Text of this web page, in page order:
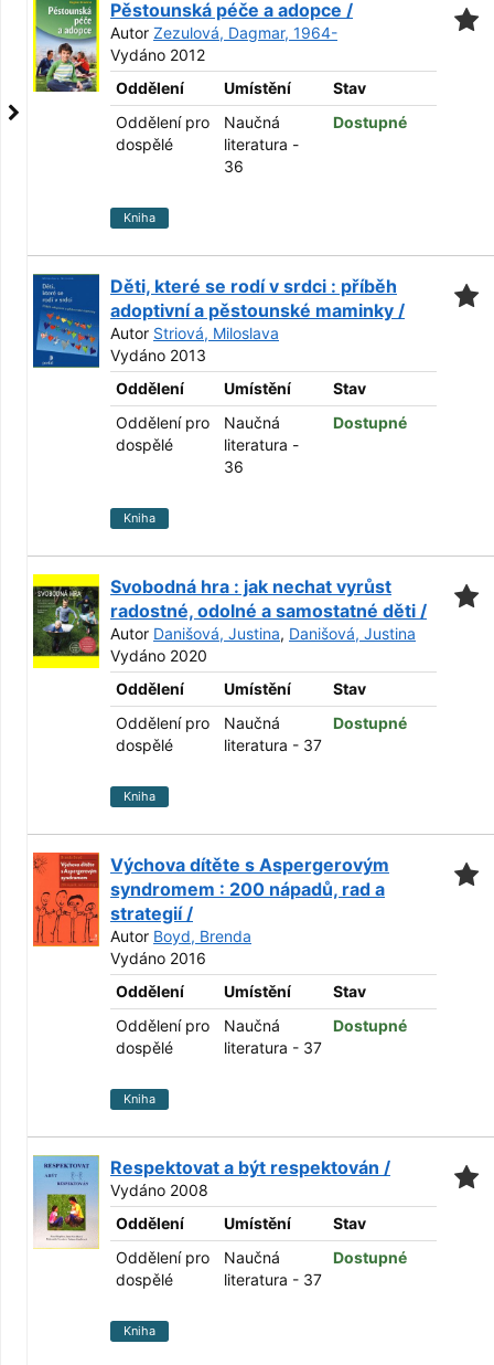
Pěstounská péče a adopce /
Autor Zezulová, Dagmar, 1964-
Vydáno 2012
Oddělení
Umístění
Stav
Oddělení pro
dospělé
Naučná
literatura -
36
Dostupné
Kniha
Děti, které se rodí v srdci : příběh
adoptivní a pěstounské maminky /
Autor Striová, Miloslava
Vydáno 2013
Oddělení
Umístění
Stav
Oddělení pro
dospělé
Naučná
literatura -
36
Dostupné
Kniha
Svobodná hra : jak nechat vyrůst
radostné, odolné a samostatné děti /
Autor Danišová, Justina, Danišová, Justina
Vydáno 2020
Oddělení
Umístění
Stav
Oddělení pro
dospělé
Naučná
literatura - 37
Dostupné
Kniha
Výchova dítěte s Aspergerovým
syndromem : 200 nápadů, rad a
strategií /
Autor Boyd, Brenda
Vydáno 2016
Oddělení
Umístění
Stav
Oddělení pro
dospělé
Naučná
literatura - 37
Dostupné
Kniha
Respektovat a být respektován /
Vydáno 2008
Oddělení
Umístění
Stav
Oddělení pro
dospělé
Naučná
literatura - 37
Dostupné
Kniha